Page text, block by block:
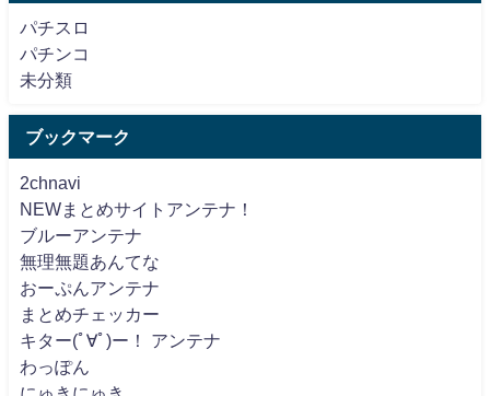
パチスロ
パチンコ
未分類
ブックマーク
2chnavi
NEWまとめサイトアンテナ！
ブルーアンテナ
無理無題あんてな
おーぷんアンテナ
まとめチェッカー
キター(ﾟ∀ﾟ)ー！ アンテナ
わっぽん